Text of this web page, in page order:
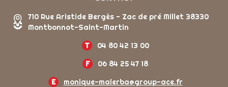
710 Rue Aristide Bergès - Zac de pré Millet 38330
Montbonnot-Saint-Martin
T
04 80 42 13 00
F
06 84 25 47 18
E
monique-malerba@group-ace.fr